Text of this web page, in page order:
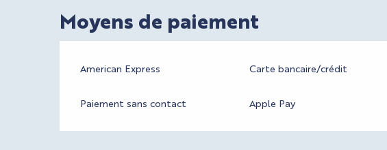
Moyens de paiement
American Express Carte bancaire/crédit
Paiement sans contact Apple Pay